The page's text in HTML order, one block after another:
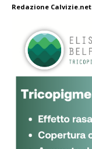
Redazione Calvizie.net